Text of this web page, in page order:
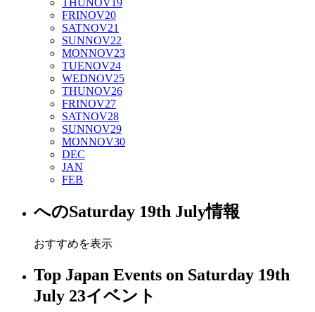
FRINOV20
SATNOV21
SUNNOV22
MONNOV23
TUENOV24
WEDNOV25
THUNOV26
FRINOV27
SATNOV28
SUNNOV29
MONNOV30
DEC
JAN
FEB
へのSaturday 19th July情報
おすすめを表示
Top Japan Events on Saturday 19th
July 23イベント